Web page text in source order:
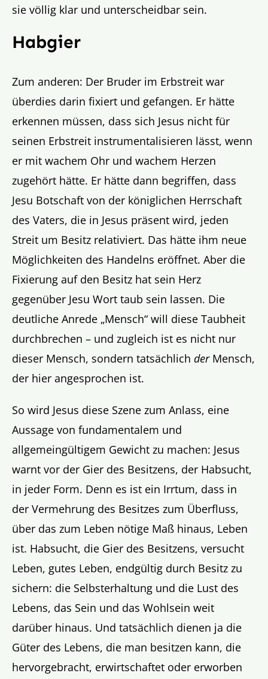
sie völlig klar und unterscheidbar sein.
Habgier
Zum anderen: Der Bruder im Erbstreit war
überdies darin fixiert und gefangen. Er hätte
erkennen müssen, dass sich Jesus nicht für
seinen Erbstreit instrumentalisieren lässt, wenn
er mit wachem Ohr und wachem Herzen
zugehört hätte. Er hätte dann begriffen, dass
Jesu Botschaft von der königlichen Herrschaft
des Vaters, die in Jesus präsent wird, jeden
Streit um Besitz relativiert. Das hätte ihm neue
Möglichkeiten des Handelns eröffnet. Aber die
Fixierung auf den Besitz hat sein Herz
gegenüber Jesu Wort taub sein lassen. Die
deutliche Anrede „Mensch“ will diese Taubheit
durchbrechen – und zugleich ist es nicht nur
dieser Mensch, sondern tatsächlich der Mensch,
der hier angesprochen ist.
So wird Jesus diese Szene zum Anlass, eine
Aussage von fundamentalem und
allgemeingültigem Gewicht zu machen: Jesus
warnt vor der Gier des Besitzens, der Habsucht,
in jeder Form. Denn es ist ein Irrtum, dass in
der Vermehrung des Besitzes zum Überfluss,
über das zum Leben nötige Maß hinaus, Leben
ist. Habsucht, die Gier des Besitzens, versucht
Leben, gutes Leben, endgültig durch Besitz zu
sichern: die Selbsterhaltung und die Lust des
Lebens, das Sein und das Wohlsein weit
darüber hinaus. Und tatsächlich dienen ja die
Güter des Lebens, die man besitzen kann, die
hervorgebracht, erwirtschaftet oder erworben